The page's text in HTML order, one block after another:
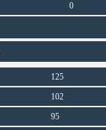
0
125
102
95